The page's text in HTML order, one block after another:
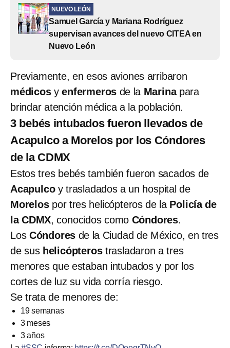
NUEVO LEÓN
Samuel García y Mariana Rodríguez
supervisan avances del nuevo CITEA en
Nuevo León
Previamente, en esos aviones arribaron
médicosyenfermeros de la Marinapara
brindar atención médica a la población.
3 bebés intubados fueron llevados de
Acapulco a Morelos por los Cóndores
de la CDMX
Estos tres bebés también fueron sacados de
Acapulcoy trasladados a un hospital de
Morelospor tres helicópteros de la Policía de
la CDMX, conocidos como Cóndores.
Los Cóndores de la Ciudad de México, en tres
de sus helicópterostrasladaron a tres
menores que estaban intubados y por los
cortes de luz su vida corría riesgo.
Se trata de menores de:
19 semanas
3 meses
3 años